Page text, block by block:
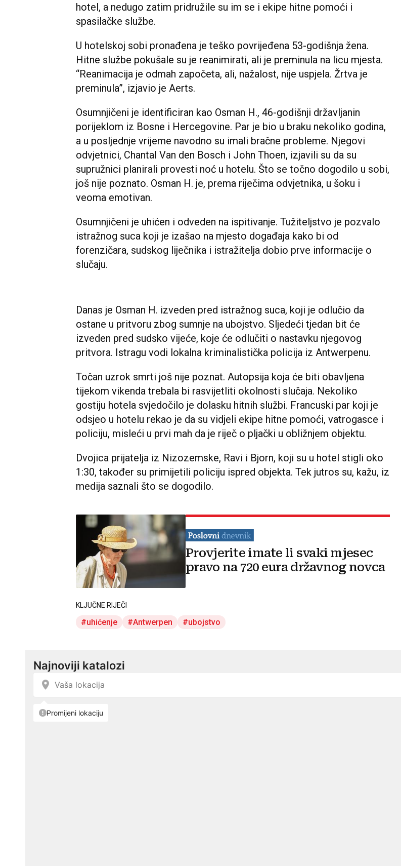
hotel, a nedugo zatim pridružile su im se i ekipe hitne pomoći i
spasilačke službe.
U hotelskoj sobi pronađena je teško povrijeđena 53-godišnja žena.
Hitne službe pokušale su je reanimirati, ali je preminula na licu mjesta.
“Reanimacija je odmah započeta, ali, nažalost, nije uspjela. Žrtva je
preminula”, izjavio je Aerts.
Osumnjičeni je identificiran kao Osman H., 46-godišnji državljanin
porijeklom iz Bosne i Hercegovine. Par je bio u braku nekoliko godina,
a u posljednje vrijeme navodno su imali bračne probleme. Njegovi
odvjetnici, Chantal Van den Bosch i John Thoen, izjavili su da su
supružnici planirali provesti noć u hotelu. Što se točno dogodilo u sobi,
još nije poznato. Osman H. je, prema riječima odvjetnika, u šoku i
veoma emotivan.
Osumnjičeni je uhićen i odveden na ispitivanje. Tužiteljstvo je pozvalo
istražnog suca koji je izašao na mjesto događaja kako bi od
forenzičara, sudskog liječnika i istražitelja dobio prve informacije o
slučaju.
Danas je Osman H. izveden pred istražnog suca, koji je odlučio da
ostane u pritvoru zbog sumnje na ubojstvo. Sljedeći tjedan bit će
izveden pred sudsko vijeće, koje će odlučiti o nastavku njegovog
pritvora. Istragu vodi lokalna kriminalistička policija iz Antwerpenu.
Točan uzrok smrti još nije poznat. Autopsija koja će biti obavljena
tijekom vikenda trebala bi rasvijetliti okolnosti slučaja. Nekoliko
gostiju hotela svjedočilo je dolasku hitnih službi. Francuski par koji je
odsjeo u hotelu rekao je da su vidjeli ekipe hitne pomoći, vatrogasce i
policiju, misleći u prvi mah da je riječ o pljački u obližnjem objektu.
Dvojica prijatelja iz Nizozemske, Ravi i Bjorn, koji su u hotel stigli oko
1:30, također su primijetili policiju ispred objekta. Tek jutros su, kažu, iz
medija saznali što se dogodilo.
Provjerite imate li svaki mjesec
pravo na 720 eura državnog novca
KLJUČNE RIJEČI
uhićenje Antwerpen ubojstvo